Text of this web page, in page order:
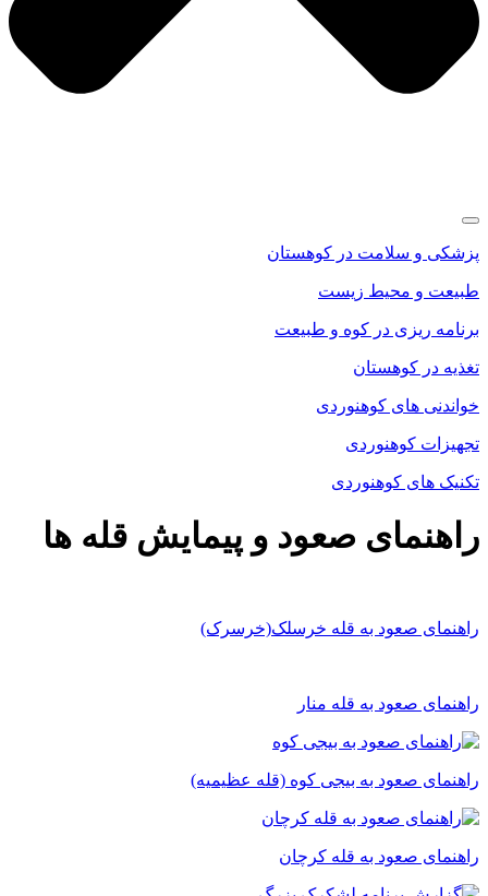
پزشکی و سلامت در کوهستان
طبیعت و محیط زیست
برنامه ریزی در کوه و طبیعت
تغذیه در کوهستان
خواندنی های کوهنوردی
تجهیزات کوهنوردی
تکنیک های کوهنوردی
راهنمای صعود و پیمایش قله ها
راهنمای صعود به قله خرسلک(خرسرک)
راهنمای صعود به قله منار
راهنمای صعود به بیجی کوه (قله عظیمیه)
راهنمای صعود به قله کرچان